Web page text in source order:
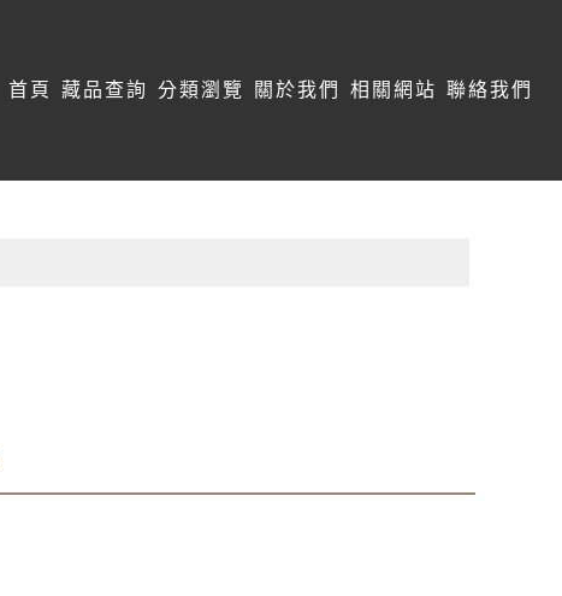
首頁 藏品查詢 分類瀏覽 關於我們 相關網站 聯絡我們